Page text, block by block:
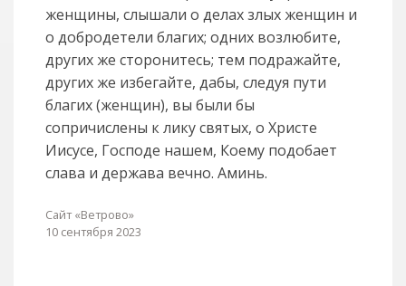
женщины, слышали о делах злых женщин и
о добродетели благих; одних возлюбите,
других же сторонитесь; тем подражайте,
других же избегайте, дабы, следуя пути
благих (женщин), вы были бы
сопричислены к лику святых, о Христе
Иисусе, Господе нашем, Коему подобает
слава и держава вечно. Аминь.
Сайт «Ветрово»
10 сентября 2023